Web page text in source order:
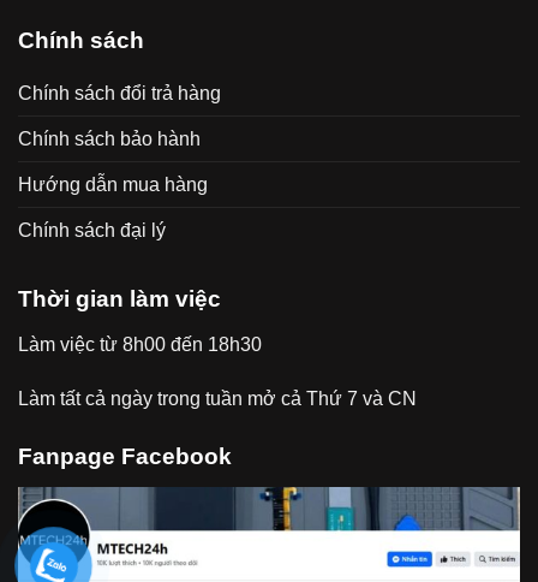
Chính sách
Chính sách đổi trả hàng
Chính sách bảo hành
Hướng dẫn mua hàng
Chính sách đại lý
Thời gian làm việc
Làm việc từ 8h00 đến 18h30
Làm tất cả ngày trong tuần mở cả Thứ 7 và CN
Fanpage Facebook